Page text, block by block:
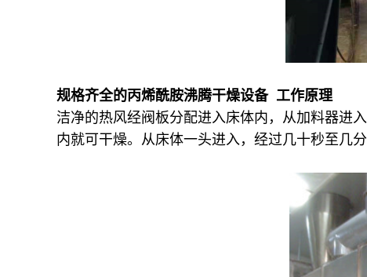
规格齐全的丙烯酰胺沸腾干燥设备 工作原理
洁净的热风经阀板分配进入床体内，从加料器进
内就可干燥。从床体一头进入，经过几十秒至几